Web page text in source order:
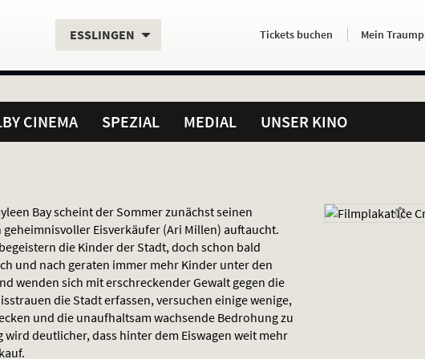
Aktueller
ESSLINGEN Servicefunktionen
Aktuelles
HierTickets buchen . Mein
CINEMA SPEZIAL MEDIAL UNSER KINO
Bay scheint der Sommer zunächst seinen
Eisverkäufer (Ari Millen) auftaucht.
die Kinder der Stadt, doch schon bald
und nach geraten immer mehr Kinder unter den
wenden sich mit erschreckender Gewalt gegen die
die Stadt erfassen, versuchen einige wenige,
und die unaufhaltsam wachsende Bedrohung zu
deutlicher, dass hinter dem Eiswagen weit mehr